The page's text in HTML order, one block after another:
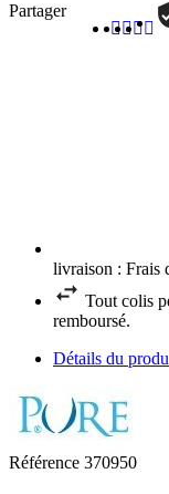
Partager
livraison : Frais
Tout colis
remboursé.
Détails du
Référence 370950